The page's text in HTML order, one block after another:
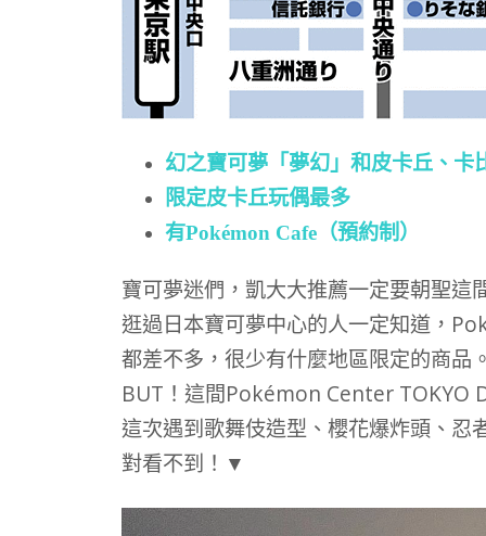
幻之寶可夢「夢幻」和皮卡丘、卡
限定皮卡丘玩偶最多
有Pokémon Cafe（預約制）
寶可夢迷們，凱大大推薦一定要朝聖
逛過日本寶可夢中心的人一定知道，
都差不多，很少有什麼地區限定的商品
BUT！這間Pokémon Center TOKYO
這次遇到歌舞伎造型、櫻花爆炸頭、忍
對看不到！▼